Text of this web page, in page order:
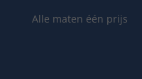
Alle maten één prijs